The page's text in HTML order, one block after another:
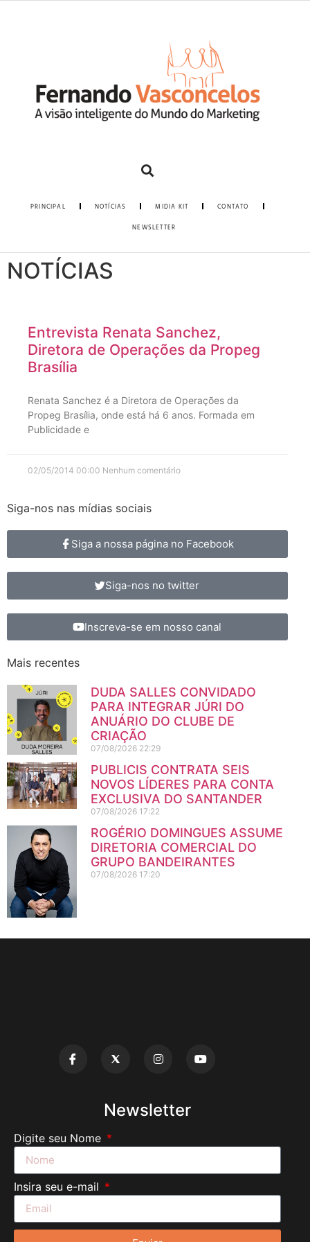
PRINCIPAL NOTÍCIAS MIDIA KIT CONTATO
NEWSLETTER
NOTÍCIAS
Entrevista Renata Sanchez,
Diretora de Operações da Propeg
Brasília
Renata Sanchez é a Diretora de Operações da
Propeg Brasília, onde está há 6 anos. Formada em
Publicidade e
02/05/2014 00:00 Nenhum comentário
Siga-nos nas mídias sociais
Siga a nossa página no Facebook
Siga-nos no twitter
Inscreva-se em nosso canal
Mais recentes
DUDA SALLES CONVIDADO
PARA INTEGRAR JÚRI DO
ANUÁRIO DO CLUBE DE
CRIAÇÃO
07/08/2026 22:29
PUBLICIS CONTRATA SEIS
NOVOS LÍDERES PARA CONTA
EXCLUSIVA DO SANTANDER
07/08/2026 17:22
ROGÉRIO DOMINGUES ASSUME
DIRETORIA COMERCIAL DO
GRUPO BANDEIRANTES
07/08/2026 17:20
Newsletter
Digite seu Nome
Insira seu e-mail